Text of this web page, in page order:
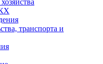
транспорта и